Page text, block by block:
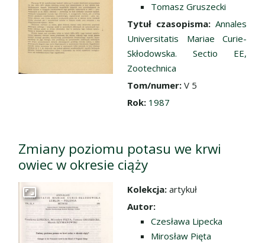
Tomasz Gruszecki
Tytuł czasopisma: Annales
Universitatis Mariae Curie-
Skłodowska. Sectio EE,
Zootechnica
Tom/numer: V 5
Rok: 1987
Zmiany poziomu potasu we krwi
owiec w okresie ciąży
Przejdź do zbioru
Kolekcja: artykuł
Autor:
Czesława Lipecka
Mirosław Pięta